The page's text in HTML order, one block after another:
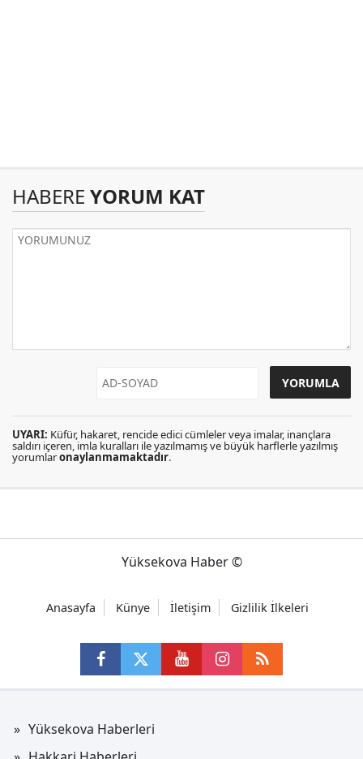
HABERE YORUM KAT
UYARI: Küfür, hakaret, rencide edici cümleler veya imalar, inançlara
saldırı içeren, imla kuralları ile yazılmamış ve büyük harflerle yazılmış
yorumlaronaylanmamaktadır.
Yüksekova Haber ©
Anasayfa Künye İletişim Gizlilik İlkeleri
Yüksekova Haberleri